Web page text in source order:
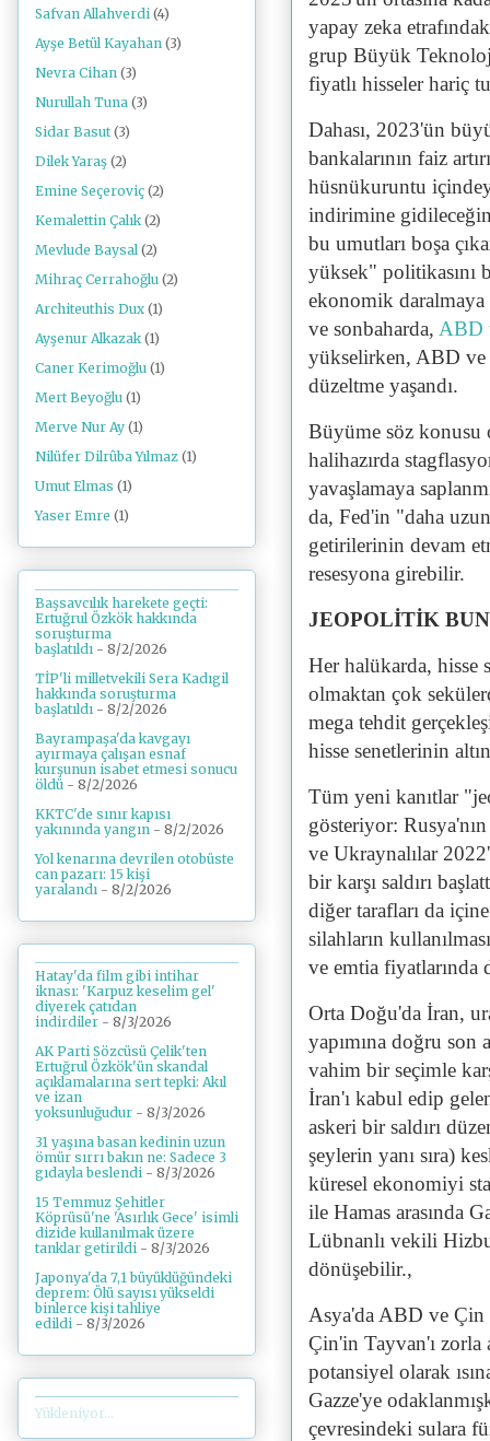
yapay zeka
grup Büyük
fiyatlı hisseler hariç
Dahası, 2023'ün
bankalarının faiz
hüsnükuruntu
indirimine
bu umutları boşa
yüksek" politikasını
ekonomik daralmaya
ve sonbaharda, ABD
yükselirken, ABD ve
düzeltme yaşandı.
Büyüme söz
halihazırda
yavaşlamaya
da, Fed'in "daha
getirilerinin devam
resesyona girebilir.
JEOPOLİTİK
Her halükarda, hisse
olmaktan çok
mega tehdit
hisse senetlerinin
Tüm yeni kanıtlar
gösteriyor:
ve Ukraynalılar
bir karşı saldırı
diğer tarafları da
silahların
ve emtia fiyatlarında
Orta Doğu'da İran,
yapımına doğru son
vahim bir seçimle
İran'ı kabul edip
askeri bir saldırı
şeylerin yanı sıra)
küresel ekonomiyi
ile Hamas arasında
Lübnanlı vekili
dönüşebilir.,
Asya'da ABD ve Çin
Çin'in Tayvan'ı zorla
potansiyel olarak
Gazze'ye
çevresindeki sulara
Safvan Allahverdi (4)
Ayşe Betül Kayahan (3)
Nevra Cihan (3)
Nurullah Tuna (3)
Sidar Basut (3)
Dilek Yaraş (2)
Emine Seçeroviç (2)
Kemalettin Çalık (2)
Mevlude Baysal (2)
Mihraç Cerrahoğlu (2)
Architeuthis Dux (1)
Ayşenur Alkazak (1)
Caner Kerimoğlu (1)
Mert Beyoğlu (1)
Merve Nur Ay (1)
Nilüfer Dilrûba Yılmaz (1)
Umut Elmas (1)
Yaser Emre (1)
Başsavcılık harekete geçti:
Ertuğrul Özkök hakkında
soruşturma
başlatıldı - 8/2/2026
TİP'li milletvekili Sera Kadıgil
hakkında soruşturma
başlatıldı - 8/2/2026
Bayrampaşa'da kavgayı
ayırmaya çalışan esnaf
kurşunun isabet etmesi sonucu
öldü - 8/2/2026
KKTC'de sınır kapısı
yakınında yangın - 8/2/2026
Yol kenarına devrilen otobüste
can pazarı: 15 kişi
yaralandı - 8/2/2026
Hatay'da film gibi intihar
iknası: 'Karpuz keselim gel'
diyerek çatıdan
indirdiler - 8/3/2026
AK Parti Sözcüsü Çelik'ten
Ertuğrul Özkök'ün skandal
açıklamalarına sert tepki: Akıl
ve izan
yoksunluğudur - 8/3/2026
31 yaşına basan kedinin uzun
ömür sırrı bakın ne: Sadece 3
gıdayla beslendi - 8/3/2026
15 Temmuz Şehitler
Köprüsü'ne 'Asırlık Gece' isimli
dizide kullanılmak üzere
tanklar getirildi - 8/3/2026
Japonya'da 7,1 büyüklüğündeki
deprem: Ölü sayısı yükseldi
binlerce kişi tahliye
edildi - 8/3/2026
Yükleniyor...